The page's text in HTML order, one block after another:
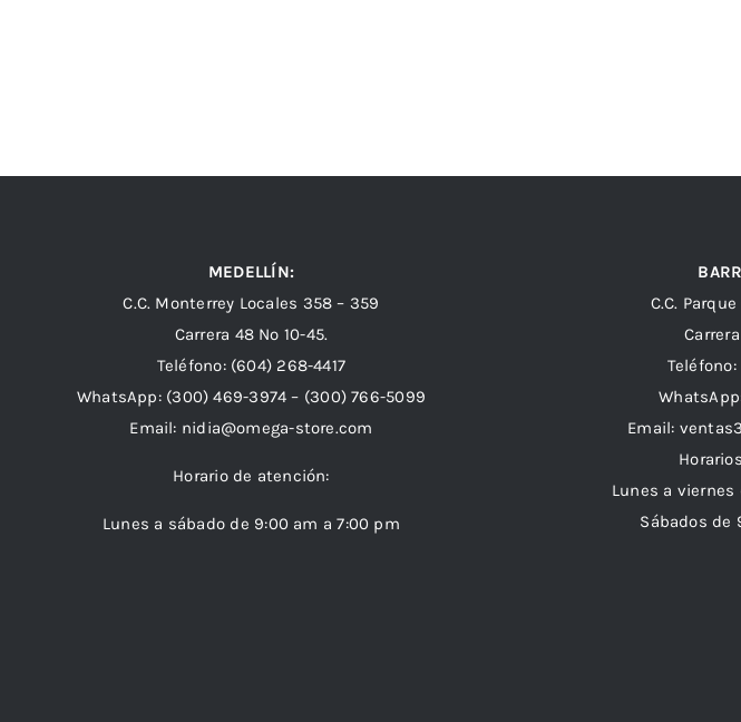
MEDELLÍN:
C.C. Monterrey Locales 358 – 359
Carrera 48 Nº 10-45.
Teléfono: (604) 268-4417
WhatsApp: (300) 469-3974 – (300) 766-5099
Email: nidia@omega-store.com
Horario de atención:
Lunes a sábado de 9:00 am a 7:00 pm
C.C.
Email:
Lunes a
Sábados de